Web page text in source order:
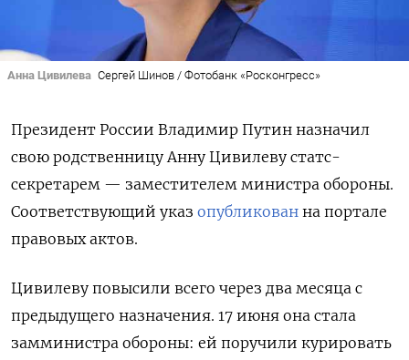
Анна Цивилева Сергей Шинов / Фотобанк «Росконгресс»
Президент России Владимир Путин назначил
свою родственницу Анну Цивилеву статс-
секретарем — заместителем министра обороны.
Соответствующий указ опубликован на портале
правовых актов.
Цивилеву повысили всего через два месяца с
предыдущего назначения. 17 июня она стала
замминистра обороны: ей поручили курировать